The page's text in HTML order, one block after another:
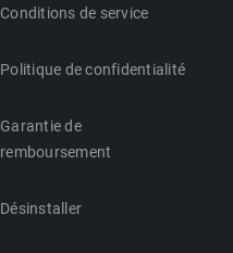
Conditions de service
Politique de confidentialité
Garantie de
remboursement
Désinstaller